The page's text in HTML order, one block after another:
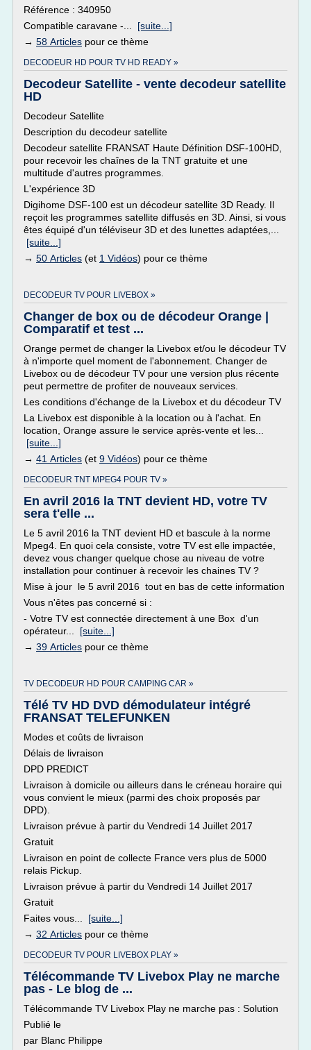
Référence : 340950
Compatible caravane -... [suite...]
→ 58 Articles pour ce thème
DECODEUR HD POUR TV HD READY »
Decodeur Satellite - vente decodeur satellite
HD
Decodeur Satellite
Description du decodeur satellite
Decodeur satellite FRANSAT Haute Définition DSF-100HD,
pour recevoir les chaînes de la TNT gratuite et une
multitude d'autres programmes.
L'expérience 3D
Digihome DSF-100 est un décodeur satellite 3D Ready. Il
reçoit les programmes satellite diffusés en 3D. Ainsi, si vous
êtes équipé d'un téléviseur 3D et des lunettes adaptées,...
[suite...]
→ 50 Articles (et 1 Vidéos) pour ce thème
DECODEUR TV POUR LIVEBOX »
Changer de box ou de décodeur Orange |
Comparatif et test ...
Orange permet de changer la Livebox et/ou le décodeur TV
à n'importe quel moment de l'abonnement. Changer de
Livebox ou de décodeur TV pour une version plus récente
peut permettre de profiter de nouveaux services.
Les conditions d'échange de la Livebox et du décodeur TV
La Livebox est disponible à la location ou à l'achat. En
location, Orange assure le service après-vente et les...
[suite...]
→ 41 Articles (et 9 Vidéos) pour ce thème
DECODEUR TNT MPEG4 POUR TV »
En avril 2016 la TNT devient HD, votre TV
sera t'elle ...
Le 5 avril 2016 la TNT devient HD et bascule à la norme
Mpeg4. En quoi cela consiste, votre TV est elle impactée,
devez vous changer quelque chose au niveau de votre
installation pour continuer à recevoir les chaines TV ?
Mise à jour le 5 avril 2016 tout en bas de cette information
Vous n'êtes pas concerné si :
- Votre TV est connectée directement à une Box d'un
opérateur... [suite...]
→ 39 Articles pour ce thème
TV DECODEUR HD POUR CAMPING CAR »
Télé TV HD DVD démodulateur intégré
FRANSAT TELEFUNKEN
Modes et coûts de livraison
Délais de livraison
DPD PREDICT
Livraison à domicile ou ailleurs dans le créneau horaire qui
vous convient le mieux (parmi des choix proposés par
DPD).
Livraison prévue à partir du Vendredi 14 Juillet 2017
Gratuit
Livraison en point de collecte France vers plus de 5000
relais Pickup.
Livraison prévue à partir du Vendredi 14 Juillet 2017
Gratuit
Faites vous... [suite...]
→ 32 Articles pour ce thème
DECODEUR TV POUR LIVEBOX PLAY »
Télécommande TV Livebox Play ne marche
pas - Le blog de ...
Télécommande TV Livebox Play ne marche pas : Solution
Publié le
par Blanc Philippe